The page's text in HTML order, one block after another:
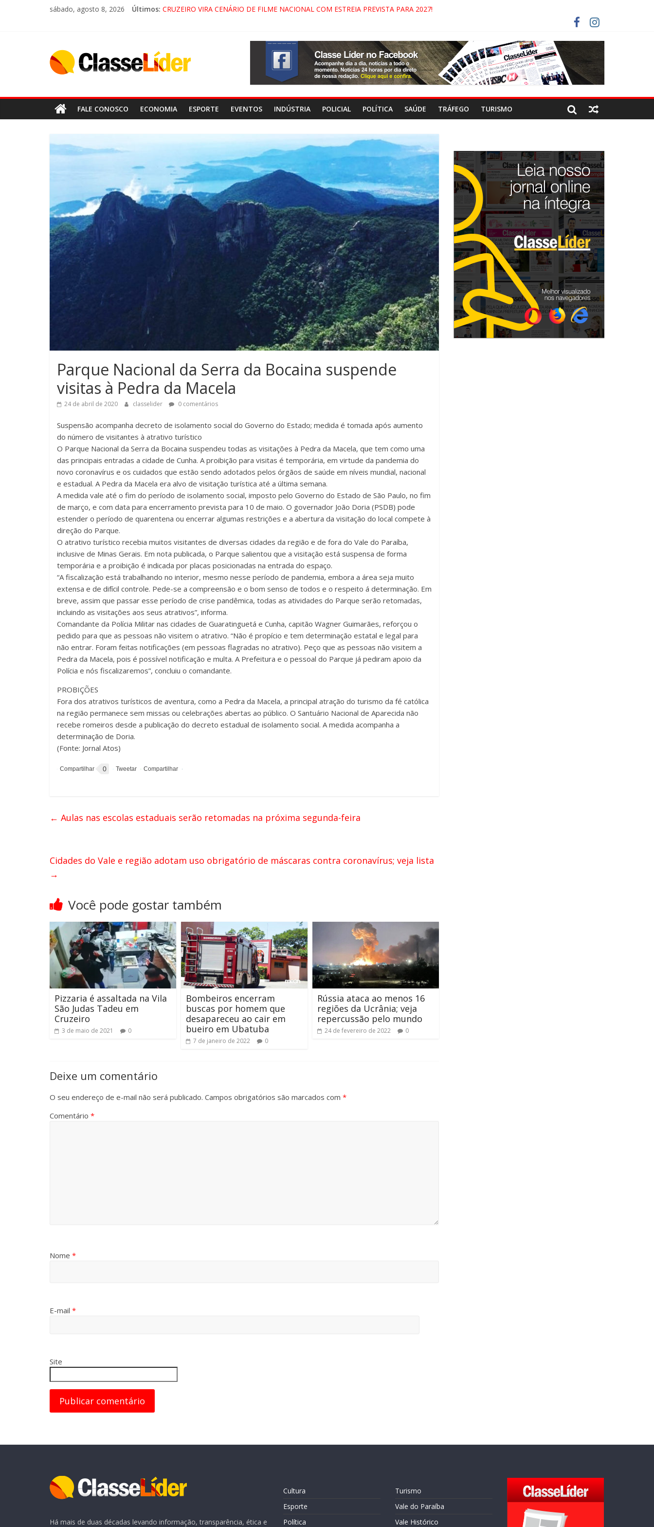
sábado, agosto 8, 2026 Últimos: CRUZEIRO VIRA CENÁRIO DE FILME NACIONAL COM ESTREIA PREVISTA PARA 2027!
ACESSO À APARECIDA NA DUTRA SERÁ BLOQUEADO NO FIM DE SEMANA; MOTORISTAS DEVEM USAR ROTAS ALTERNATIVAS
LORENA, PINDAMONHANGABA E QUELUZ NA RETA FINAL PELA FÁBRICA DA COCA-COLA!
FALE CONOSCO ECONOMIA ESPORTE EVENTOS INDÚSTRIA POLICIAL POLÍTICA SAÚDE TRÁFEGO TURISMO
Parque Nacional da Serra da Bocaina suspende
visitas à Pedra da Macela
24 de abril de 2020 classelider 0 comentários
Suspensão acompanha decreto de isolamento social do Governo do Estado; medida é tomada após aumento
do número de visitantes à atrativo turístico
O Parque Nacional da Serra da Bocaina suspendeu todas as visitações à Pedra da Macela, que tem como uma
das principais entradas a cidade de Cunha. A proibição para visitas é temporária, em virtude da pandemia do
novo coronavírus e os cuidados que estão sendo adotados pelos órgãos de saúde em níveis mundial, nacional
e estadual. A Pedra da Macela era alvo de visitação turística até a última semana.
A medida vale até o fim do período de isolamento social, imposto pelo Governo do Estado de São Paulo, no fim
de março, e com data para encerramento prevista para 10 de maio. O governador João Doria (PSDB) pode
estender o período de quarentena ou encerrar algumas restrições e a abertura da visitação do local compete à
direção do Parque.
O atrativo turístico recebia muitos visitantes de diversas cidades da região e de fora do Vale do Paraíba,
inclusive de Minas Gerais. Em nota publicada, o Parque salientou que a visitação está suspensa de forma
temporária e a proibição é indicada por placas posicionadas na entrada do espaço.
“A fiscalização está trabalhando no interior, mesmo nesse período de pandemia, embora a área seja muito
extensa e de difícil controle. Pede-se a compreensão e o bom senso de todos e o respeito á determinação. Em
breve, assim que passar esse período de crise pandêmica, todas as atividades do Parque serão retomadas,
incluindo as visitações aos seus atrativos”, informa.
Comandante da Polícia Militar nas cidades de Guaratinguetá e Cunha, capitão Wagner Guimarães, reforçou o
pedido para que as pessoas não visitem o atrativo. “Não é propício e tem determinação estatal e legal para
não entrar. Foram feitas notificações (em pessoas flagradas no atrativo). Peço que as pessoas não visitem a
Pedra da Macela, pois é possível notificação e multa. A Prefeitura e o pessoal do Parque já pediram apoio da
Polícia e nós fiscalizaremos”, concluiu o comandante.
PROBIÇÕES
Fora dos atrativos turísticos de aventura, como a Pedra da Macela, a principal atração do turismo da fé católica
na região permanece sem missas ou celebrações abertas ao público. O Santuário Nacional de Aparecida não
recebe romeiros desde a publicação do decreto estadual de isolamento social. A medida acompanha a
determinação de Doria.
(Fonte: Jornal Atos)
0
← Aulas nas escolas estaduais serão retomadas na próxima segunda-feira
Cidades do Vale e região adotam uso obrigatório de máscaras contra coronavírus; veja lista
→
Você pode gostar também
Pizzaria é assaltada na Vila
São Judas Tadeu em
Cruzeiro
3 de maio de 2021 0
Bombeiros encerram
buscas por homem que
desapareceu ao cair em
bueiro em Ubatuba
7 de janeiro de 2022 0
Rússia ataca ao menos 16
regiões da Ucrânia; veja
repercussão pelo mundo
24 de fevereiro de 2022 0
Deixe um comentário
O seu endereço de e-mail não será publicado. Campos obrigatórios são marcados com *
Comentário *
Nome *
E-mail *
Site
Há mais de duas décadas levando informação, transparência, ética e
Cultura
Esporte
Política
Turismo
Vale do Paraíba
Vale Histórico